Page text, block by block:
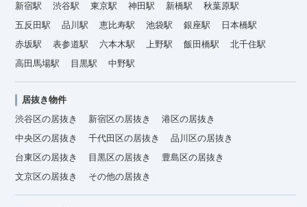
新宿駅
渋谷駅 東京駅 神田駅 新橋駅
秋葉原駅
五反田駅
品川駅 恵比寿駅 池袋駅 銀座駅
日本橋駅
赤坂駅
表参道駅 六本木駅 上野駅 飯田橋駅
北千住駅
高田馬場駅
目黒駅 中野駅
居抜き物件
渋谷区の居抜き
新宿区の居抜き
港区の居抜き
中央区の居抜き
千代田区の居抜き
品川区の居抜き
台東区の居抜き
目黒区の居抜き
豊島区の居抜き
文京区の居抜き
その他の居抜き